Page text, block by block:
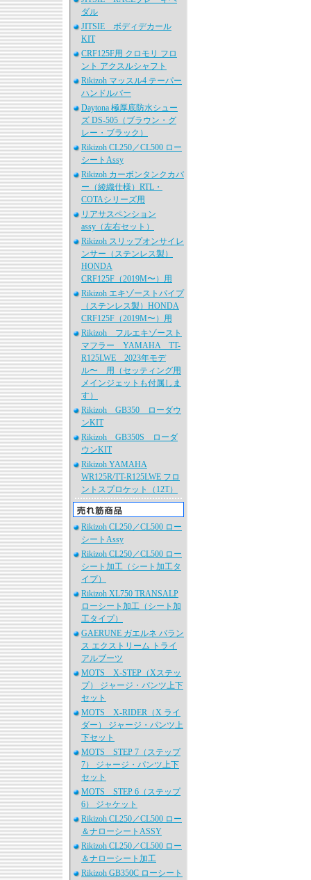
ダル
JITSIE ボディデカール
KIT
CRF125F用 クロモリ フロ
ント アクスルシャフト
Rikizoh マッスル4 テーパー
ハンドルバー
Daytona 極厚底防水シュー
ズ DS-505（ブラウン・グ
レー・ブラック）
Rikizoh CL250／CL500 ロー
シートAssy
Rikizoh カーボンタンクカバ
ー（綾織仕様）RTL・
COTAシリーズ用
リアサスペンション
assy（左右セット）
Rikizoh スリップオンサイレ
ンサー（ステンレス製）
HONDA
CRF125F（2019M〜）用
Rikizoh エキゾーストパイプ
（ステンレス製）HONDA
CRF125F（2019M〜）用
Rikizoh フルエキゾースト
マフラー YAMAHA TT-
R125LWE 2023年モデ
ル〜 用（セッティング用
メインジェットも付属しま
す）
Rikizoh GB350 ローダウ
ンKIT
Rikizoh GB350S ローダ
ウンKIT
Rikizoh YAMAHA
WR125R/TT-R125LWE フロ
ントスプロケット（12T）
Rikizoh CL250／CL500 ロー
シートAssy
Rikizoh CL250／CL500 ロー
シート加工（シート加工タ
イプ）
Rikizoh XL750 TRANSALP
ローシート加工（シート加
工タイプ）
GAERUNE ガエルネ バラン
ス エクストリーム トライ
アルブーツ
MOTS X-STEP（Xステッ
プ） ジャージ・パンツ上下
セット
MOTS X-RIDER（X ライ
ダー） ジャージ・パンツ上
下セット
MOTS STEP 7（ステップ
7） ジャージ・パンツ上下
セット
MOTS STEP 6（ステップ
6） ジャケット
Rikizoh CL250／CL500 ロー
＆ナローシートASSY
Rikizoh CL250／CL500 ロー
＆ナローシート加工
Rikizoh GB350C ローシート